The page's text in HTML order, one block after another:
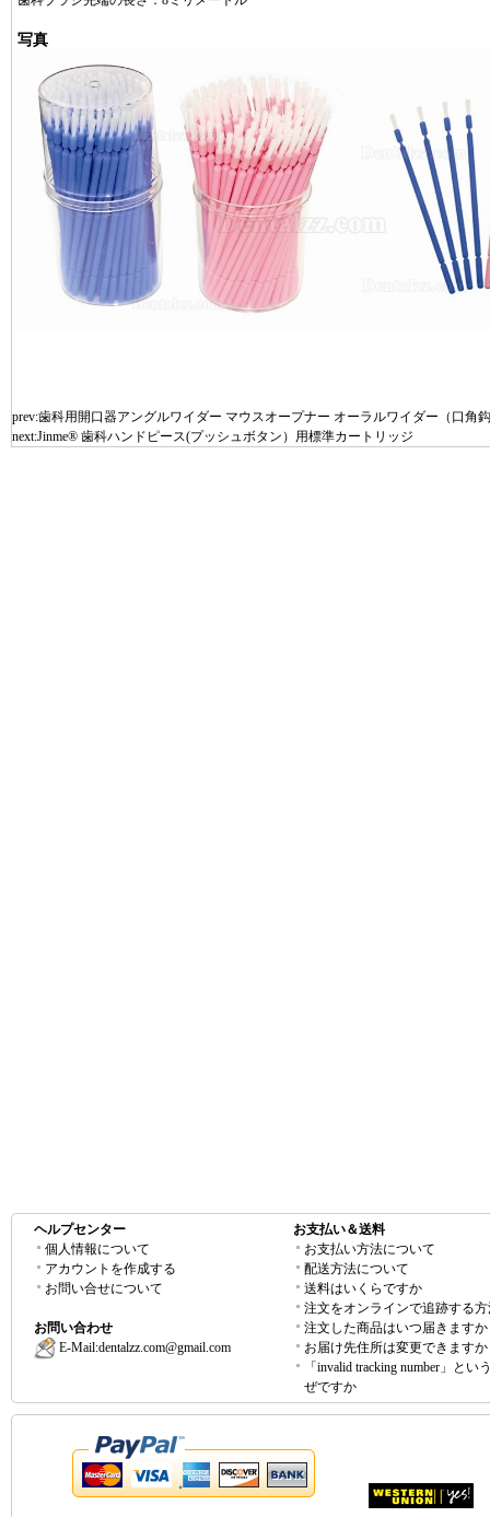
写真
prev:歯科用開口器アングルワイダー マウスオープナー オーラルワイダー（口角
next:Jinme® 歯科ハンドピース(プッシュボタン）用標準カートリッジ
ヘルプセンター
個人情報について
アカウントを作成する
お問い合せについて
お問い合わせ
E-Mail:dentalzz.com@gmail.com
お支払い＆送料
お支払い方法について
配送方法について
送料はいくらですか
注文をオンラインで追跡する
注文した商品はいつ届きますか
お届け先住所は変更できますか
「invalid tracking number」とい
ぜですか